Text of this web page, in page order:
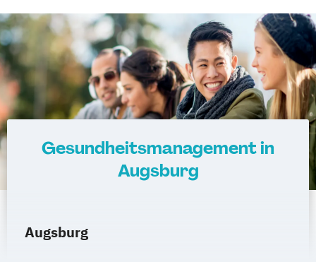
Gesundheitsmanagement in
Augsburg
Augsburg